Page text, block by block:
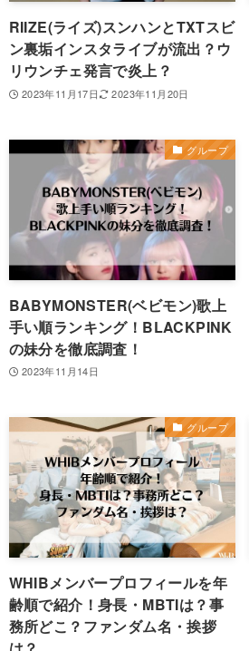
RIIZE(ライズ)スンハンとTXTスビ
ン裏垢インスタライブが流出？ウ
リウンチェ発言で炎上？
2023年11月17日 2023年11月20日
グループ
BABYMONSTER(ベビモン)歌上
手い順ランキング！BLACKPINK
の妹分を徹底調査！
2023年11月14日
グループ
WHIBメンバープロフィールを年
齢順で紹介！身長・MBTIは？事
務所どこ？ファンダム名・挨拶